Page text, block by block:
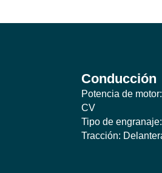
Conducción
Potencia de
CV
Tipo de
Tracción: